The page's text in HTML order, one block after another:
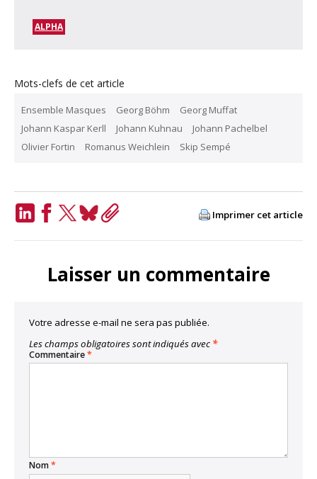
ALPHA
Mots-clefs de cet article
Ensemble Masques Georg Böhm
Georg Muffat
Johann Kaspar Kerll
Johann Kuhnau
Johann Pachelbel
Olivier Fortin
Romanus Weichlein Skip Sempé
Imprimer cet article
Laisser un commentaire
Votre adresse e-mail ne sera pas publiée.
Les champs obligatoires sont indiqués avec *
Commentaire*
Nom*